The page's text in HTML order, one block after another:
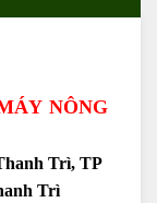
Trì, TP
Trì